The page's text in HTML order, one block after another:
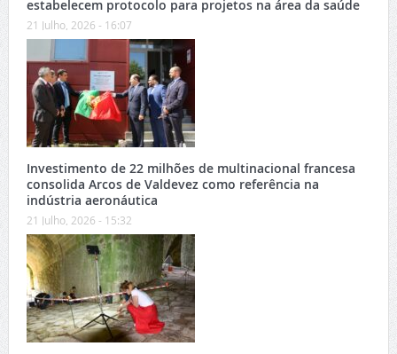
estabelecem protocolo para projetos na área da saúde
21 Julho, 2026 - 16:07
Investimento de 22 milhões de multinacional francesa
consolida Arcos de Valdevez como referência na
indústria aeronáutica
21 Julho, 2026 - 15:32